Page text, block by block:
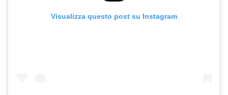
Visualizza questo post su Instagram